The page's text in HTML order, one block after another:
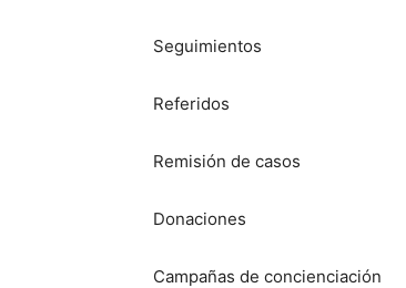
Seguimientos
Referidos
Remisión de casos
Donaciones
Campañas de concienciación